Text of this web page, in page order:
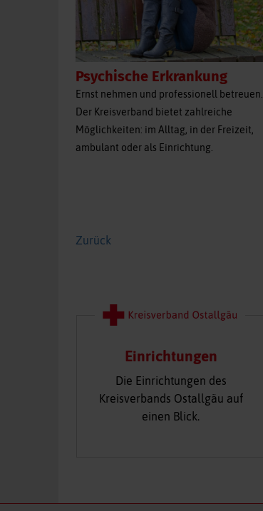
Psychische Erkrankung
Ernst nehmen und professionell betreuen.
Der Kreisverband bietet zahlreiche
Möglichkeiten: im Alltag, in der Freizeit,
ambulant oder als Einrichtung.
Zurück
Einrichtungen
Die Einrichtungen des
Kreisverbands Ostallgäu auf
einen Blick.